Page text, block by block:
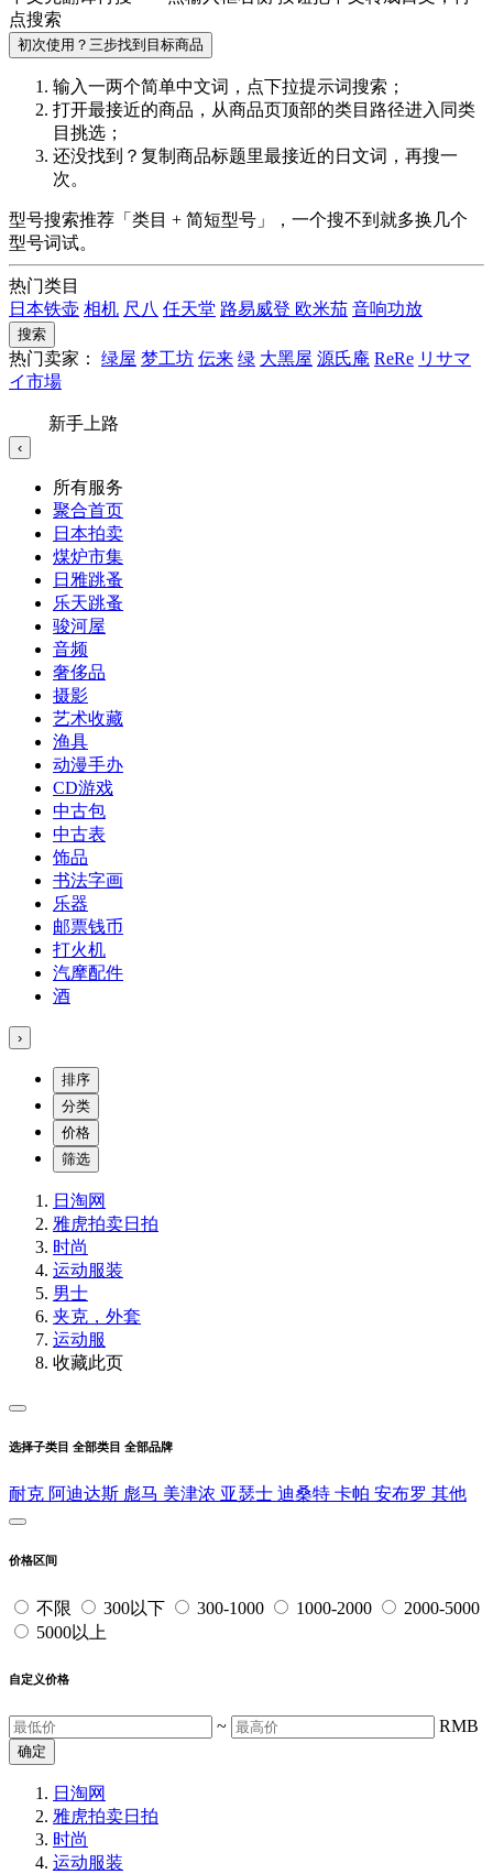
点搜索
初次使用？三步找到目标商品
输入一两个简单中文词，点下拉提示词搜索；
打开最接近的商品，从商品页顶部的类目路径进入同类
目挑选；
还没找到？复制商品标题里最接近的 日文词 ，再搜一
次。
型号搜索推荐「类目 + 简短型号」，一个搜不到就多换几个
型号词试。
热门类目
日本铁壶 相机 尺八 任天堂 路易威登 欧米茄 音响功放
搜索
热门卖家： 绿屋 梦工坊 伝来 绿 大黑屋 源氏庵 ReRe リサマ
イ市場
新手上路
‹
所有服务
聚合首页
日本拍卖
煤炉市集
日雅跳蚤
乐天跳蚤
骏河屋
音频
奢侈品
摄影
艺术收藏
渔具
动漫手办
CD游戏
中古包
中古表
饰品
书法字画
乐器
邮票钱币
打火机
汽摩配件
酒
›
排序
分类
价格
筛选
日淘网
雅虎拍卖日拍
时尚
运动服装
男士
夹克，外套
运动服
收藏此页
选择子类目 全部类目 全部品牌
耐克 阿迪达斯 彪马 美津浓 亚瑟士 迪桑特 卡帕 安布罗 其他
价格区间
不限 300以下 300-1000 1000-2000
2000-5000
5000以上
自定义价格
~ RMB
确定
日淘网
雅虎拍卖日拍
时尚
运动服装